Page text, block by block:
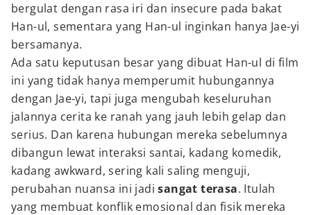
bergulat dengan rasa iri dan insecure pada bakat
Han-ul, sementara yang Han-ul inginkan hanya Jae-yi
bersamanya.
Ada satu keputusan besar yang dibuat Han-ul di film
ini yang tidak hanya memperumit hubungannya
dengan Jae-yi, tapi juga mengubah keseluruhan
jalannya cerita ke ranah yang jauh lebih gelap dan
serius. Dan karena hubungan mereka sebelumnya
dibangun lewat interaksi santai, kadang komedik,
kadang awkward, sering kali saling menguji,
perubahan nuansa ini jadisangat terasa. Itulah
yang membuat konflik emosional dan fisik mereka